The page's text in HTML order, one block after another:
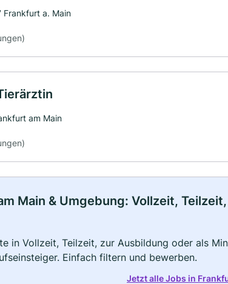
Frankfurt a. Main
am Main
Main & Umgebung: Vollzeit,
in Vollzeit, Teilzeit, zur Ausbildung oder als
Einfach filtern und bewerben.
Jetzt alle Jobs in